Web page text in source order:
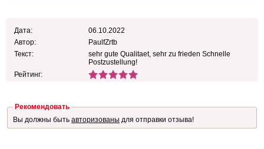
Дата:
06.10.2022
Автор:
PaulfZrtb
Текст:
sehr gute Qualitaet, sehr zu frieden Schnelle
Postzustellung!
Рейтинг:
Рекомендовать
Вы должны быть авторизованы для отправки отзыва!